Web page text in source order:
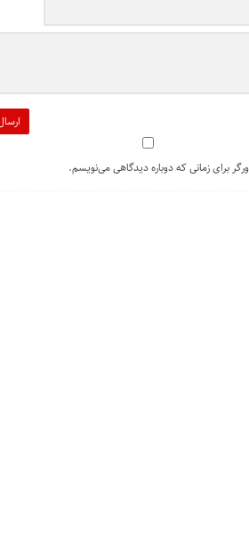
برای زمانی که دوباره دیدگاهی می‌نویسم.